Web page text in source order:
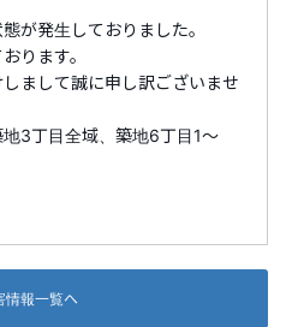
しておりました。
ます。
誠に申し訳ございませ
地3丁目全域、築地6丁目1～
情報一覧へ